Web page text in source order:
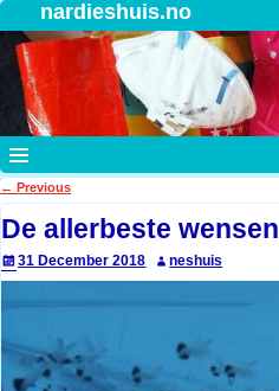
nardieshuis.no
Post navigation
← Previous
De allerbeste
31 December 2018 neshuis